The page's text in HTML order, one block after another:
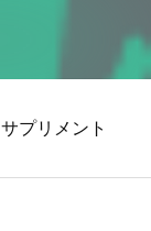
サプリメント